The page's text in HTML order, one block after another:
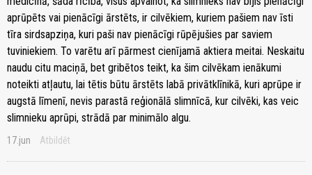
aprūpēts vai pienācīgi ārstēts, ir cilvēkiem, kuriem pašiem nav īsti
tīra sirdsapziņa, kuri paši nav pienācīgi rūpējušies par saviem
tuviniekiem. To varētu arī pārmest cienījamā aktiera meitai. Neskaitu
naudu citu maciņā, bet gribētos teikt, ka šim cilvēkam ienākumi
noteikti atļautu, lai tētis būtu ārstēts labā privātklīnikā, kuri aprūpe ir
augstā līmenī, nevis parastā reģionālā slimnīcā, kur cilvēki, kas veic
slimnieku aprūpi, strādā par minimālo algu.
17.jun Atbildēt